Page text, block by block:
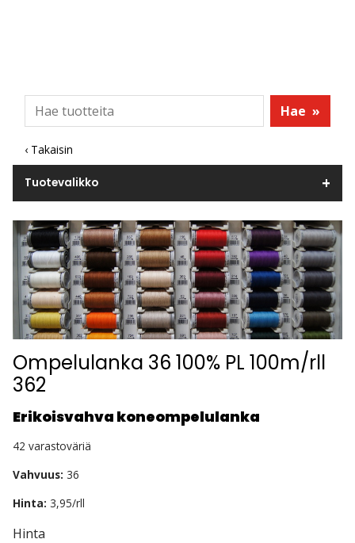
Hae »
‹ Takaisin
Tuotevalikko
Ompelulanka 36 100% PL 100m/rll
362
Erikoisvahva koneompelulanka
42 varastoväriä
Vahvuus: 36
Hinta: 3,95/rll
Hinta